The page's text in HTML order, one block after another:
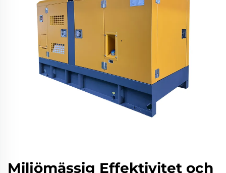
Miljömässig Effektivitet och